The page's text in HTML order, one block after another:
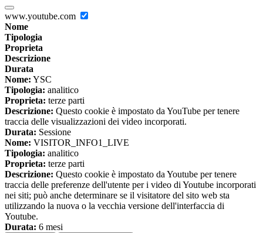
www.youtube.com
Nome
Tipologia
Proprieta
Descrizione
Durata
Nome: YSC
Tipologia: analitico
Proprieta: terze parti
Descrizione: Questo cookie è impostato da YouTube per tenere
traccia delle visualizzazioni dei video incorporati.
Durata: Sessione
Nome: VISITOR_INFO1_LIVE
Tipologia: analitico
Proprieta: terze parti
Descrizione: Questo cookie è impostato da Youtube per tenere
traccia delle preferenze dell'utente per i video di Youtube incorporati
nei siti; può anche determinare se il visitatore del sito web sta
utilizzando la nuova o la vecchia versione dell'interfaccia di
Youtube.
Durata: 6 mesi